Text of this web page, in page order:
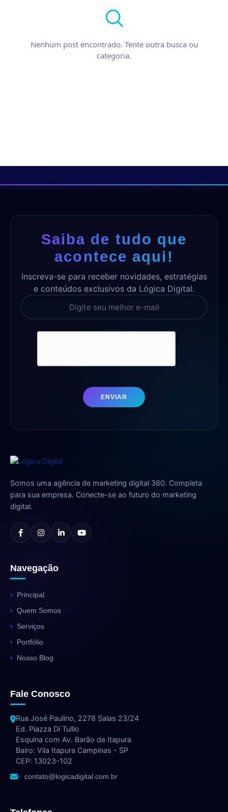
Nenhum post encontrado. Tente outra busca ou
categoria.
Saiba de tudo que
acontece aqui!
Inscreva-se para receber novidades, estratégias
e conteúdos exclusivos da Lógica Digital.
ENVIAR
Somos uma agência de marketing digital 360. Completa
para sua empresa. Conecte-se ao futuro do marketing
digital.
Navegação
Principal
Quem Somos
Serviços
Portfólio
Nosso Blog
Fale Conosco
Rua José Paulino, 2278 Salas 23/24
Ed. Piazza Di Tullio
Esquina com Av. Barão de Itapura
Bairo: Vila Itapura Campinas - SP
CEP: 13023-102
contato@logicadigital.com.br